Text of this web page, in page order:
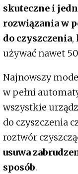
skuteczne i
rozwiązania w
do czyszczenia,
używać nawet
Najnowszy
w pełni
wszystkie
do czyszczenia
roztwór
usuwa
sposób.